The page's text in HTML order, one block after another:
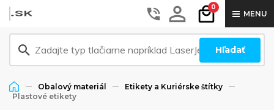
0
MENU
Hľadať
Obalový materiál
Etikety a Kuriérske štítky
Plastové etikety